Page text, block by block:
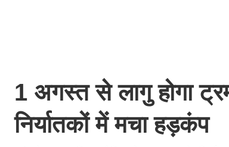
1 अगस्त से लागु होगा
निर्यातकों में मचा हड़कंप